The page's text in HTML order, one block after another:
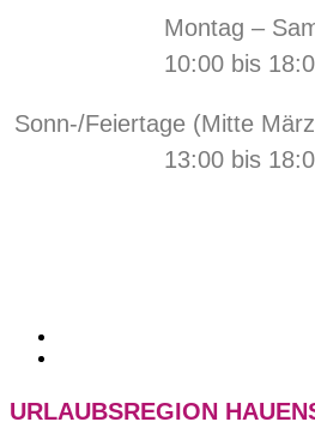
Montag –
10:00 bis
Sonn-/Feiertage (Mitte
13:00 bis
URLAUBSREGION